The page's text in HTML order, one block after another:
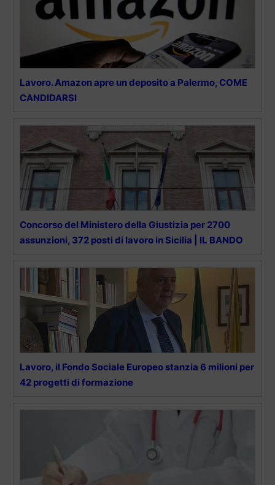
Lavoro. Amazon apre un deposito a Palermo, COME
CANDIDARSI
Concorso del Ministero della Giustizia per 2700
assunzioni, 372 posti di lavoro in Sicilia | IL BANDO
Lavoro, il Fondo Sociale Europeo stanzia 6 milioni per
42 progetti di formazione